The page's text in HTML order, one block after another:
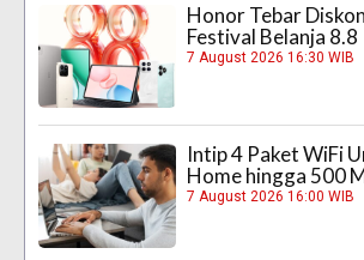
Honor Tebar
Festival Belanja 8.8
7 August 2026 16:30 WIB
Intip 4 Paket WiFi
Home hingga 500
7 August 2026 16:00 WIB